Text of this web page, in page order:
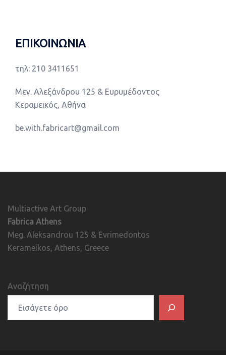
ΕΠΙΚΟΙΝΩΝΙΑ
τηλ: 210 3411651
Μεγ. Αλεξάνδρου 125 & Ευρυμέδοντος
Κεραμεικός, Αθήνα
be.with.fabricart@gmail.com
Multiactive Art Group
Fabrica Athens
Meg. Aleksandrou 125 & Evrimedontos
Kerameikos, Athens, Greece
Αναζήτηση